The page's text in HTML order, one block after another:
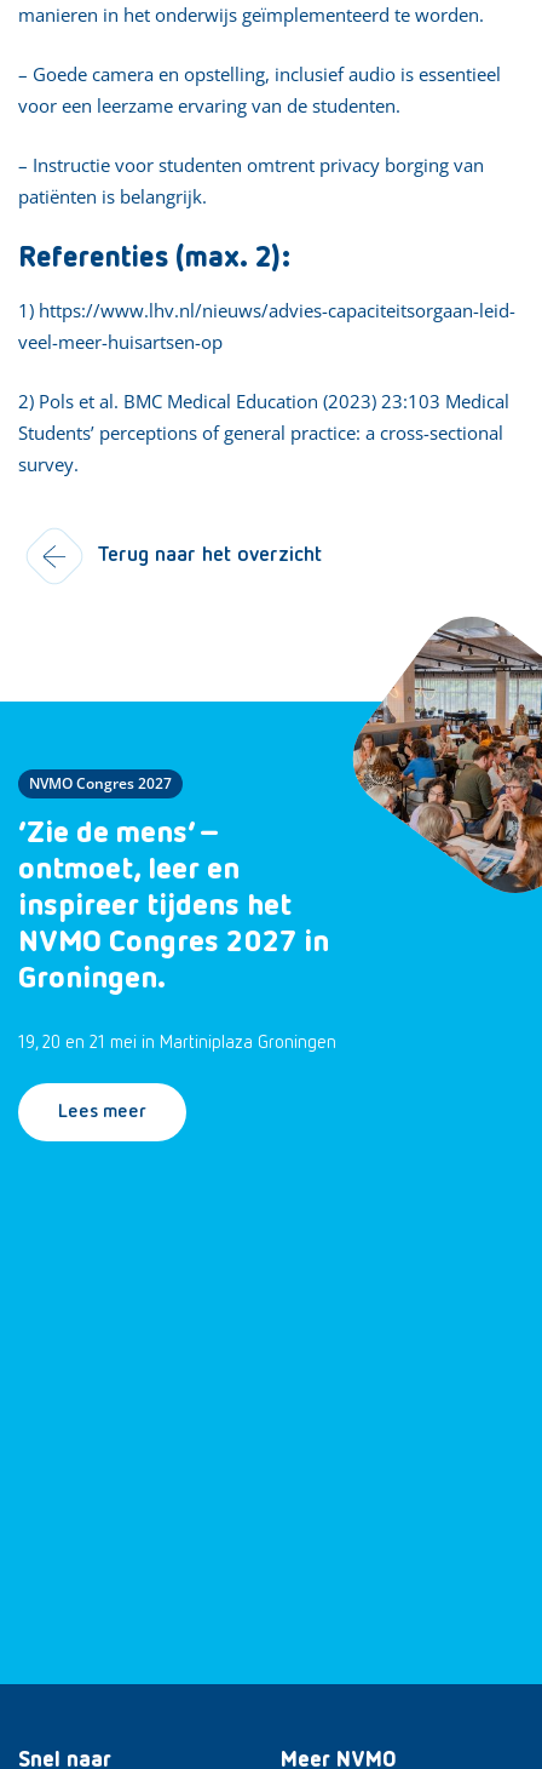
manieren in het onderwijs geïmplementeerd te worden.
– Goede camera en opstelling, inclusief audio is essentieel
voor een leerzame ervaring van de studenten.
– Instructie voor studenten omtrent privacy borging van
patiënten is belangrijk.
Referenties (max. 2):
1) https://www.lhv.nl/nieuws/advies-capaciteitsorgaan-leid-
veel-meer-huisartsen-op
2) Pols et al. BMC Medical Education (2023) 23:103 Medical
Students’ perceptions of general practice: a cross-sectional
survey.
Terug naar het overzicht
NVMO Congres 2027
‘Zie de mens’ –
ontmoet, leer en
inspireer tijdens het
NVMO Congres 2027 in
Groningen.
19, 20 en 21 mei in Martiniplaza Groningen
Lees meer
Snel naar Meer NVMO